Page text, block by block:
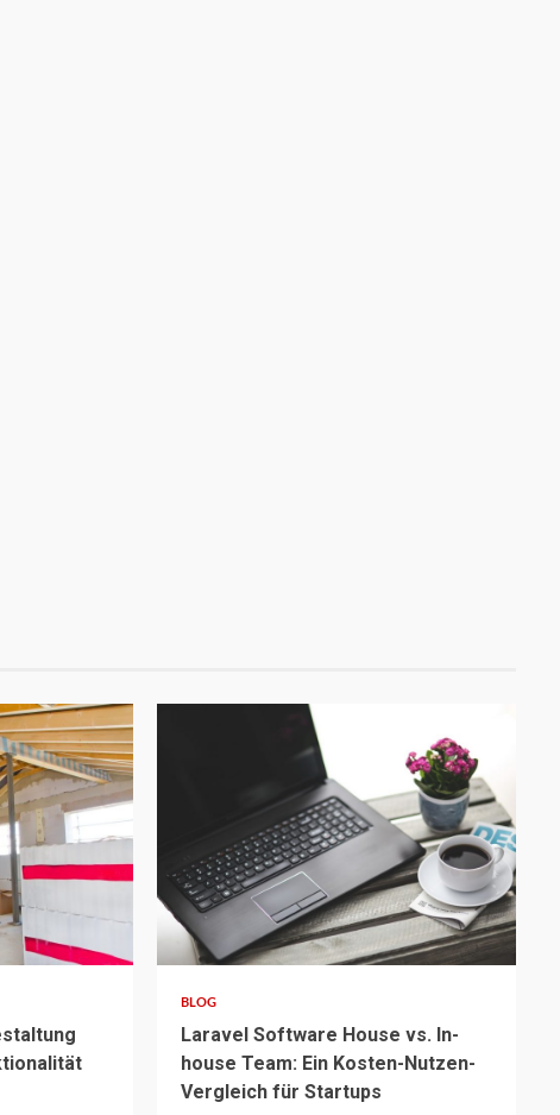
5 min read
BLOG
Laravel Software House vs. In-
house Team: Ein Kosten-Nutzen-
Vergleich für Startups